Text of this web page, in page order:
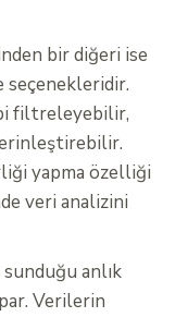
bir diğeri ise
filtreleyebilir,
yapma özelliği
veri analizini
anlık
Verilerin